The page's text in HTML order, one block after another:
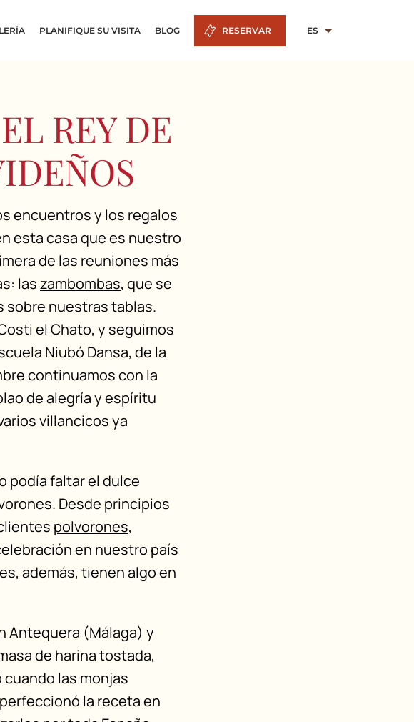
PLANIFIQUE SU VISITA BLOG RESERVAR ES
REY DE
encuentros y los regalos
esta casa que es nuestro
de las reuniones más
laszambombas, que se
sobre nuestras tablas.
el Chato, y seguimos
Niubó Dansa, de la
continuamos con la
de alegría y espíritu
villancicos ya
podía faltar el dulce
Desde principios
polvorones,
en nuestro país
además, tienen algo en
Antequera (Málaga) y
de harina tostada,
las monjas
la receta en